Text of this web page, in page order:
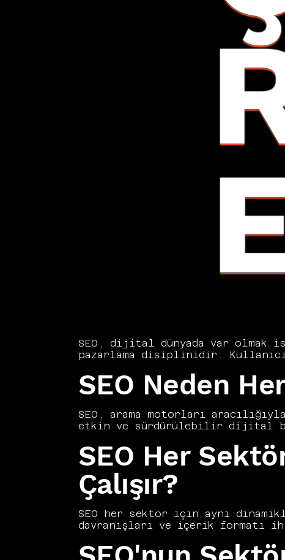
SEO, dijital dünyada var
pazarlama disiplinidir.
sunmak amacıyla geliştirilen
alınmalıdır. Vers Consultancy,
büyüme ve marka otoritesi
reklam bağımlılığını
rehberinde SEO'nun ne olduğunu,
kavramlarla birlikte açıklıyoruz.
SEO Neden
SEO, arama motorları
etkin ve sürdürülebilir dijital
bir e-ticaret platformuna kadar
Vers Consultancy olarak
zorunluluk olduğunu
kesildiğinde de değer üretmeye
açısından SEO'nun sağladığı
rekabette var olmak için
SEO Her
Çalışır?
SEO her sektör için aynı
davranışları ve içerik formatı
işletmeler için Google